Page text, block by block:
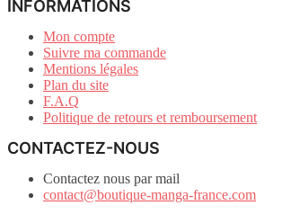
INFORMATIONS
Mon compte
Suivre ma commande
Mentions légales
Plan du site
F.A.Q
Politique de retours et remboursement
CONTACTEZ-NOUS
Contactez nous par mail
contact@boutique-manga-france.com